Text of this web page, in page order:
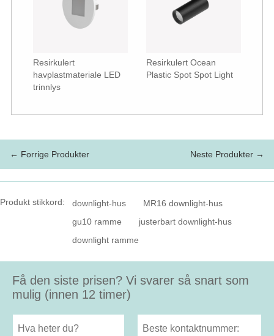
Resirkulert
havplastmateriale LED
trinnlys
Resirkulert Ocean
Plastic Spot Spot Light
← Forrige Produkter Neste Produkter →
Produkt stikkord: downlight-hus
MR16 downlight-hus
gu10 ramme
justerbart downlight-hus
downlight ramme
Få den siste prisen? Vi svarer så snart som
mulig (innen 12 timer)